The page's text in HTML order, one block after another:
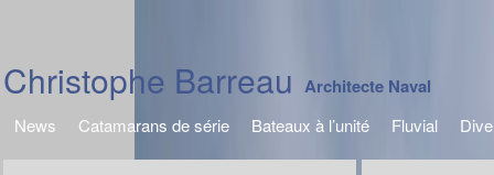
Christophe Barreau Architecte Naval
News Catamarans de série Bateaux à l’unité Fluvial